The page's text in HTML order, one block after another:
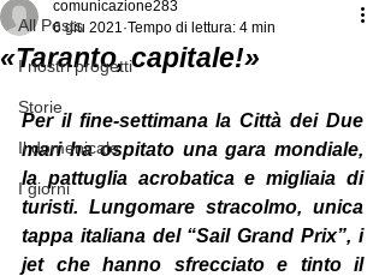
All Posts
I nostri progetti
Storie
Il domenicale
I giorni
«Taranto, capitale!»
comunicazione283
6 giu 2021 Tempo di lettura: 4 min
Per il fine-settimana la Città dei Due
mari ha ospitato una gara mondiale,
la pattuglia acrobatica e migliaia di
turisti. Lungomare stracolmo, unica
tappa italiana del “Sail Grand Prix”, i
jet che hanno sfrecciato e tinto il